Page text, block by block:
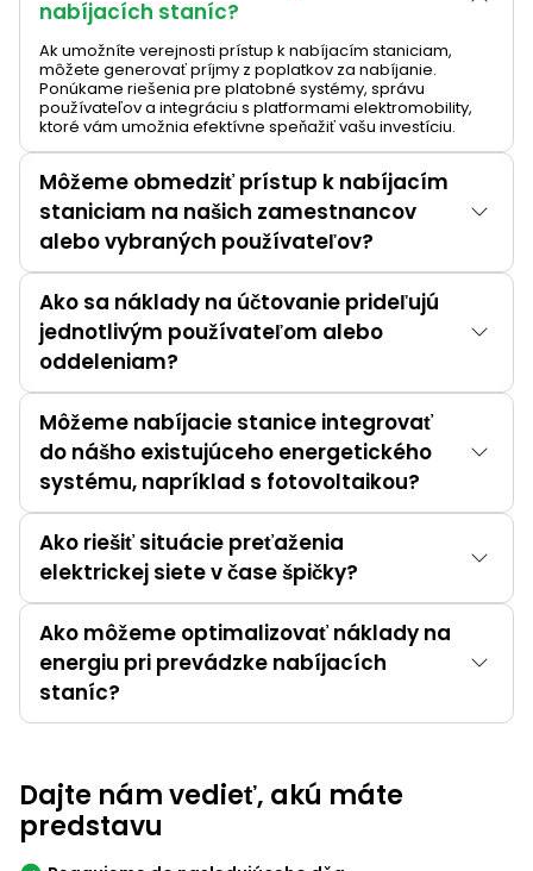
nabíjacích staníc?
Ak umožníte verejnosti prístup k nabíjacím staniciam,
môžete generovať príjmy z poplatkov za nabíjanie.
Ponúkame riešenia pre platobné systémy, správu
používateľov a integráciu s platformami elektromobility,
ktoré vám umožnia efektívne speňažiť vašu investíciu.
Môžeme obmedziť prístup k nabíjacím
staniciam na našich zamestnancov
alebo vybraných používateľov?
Ako sa náklady na účtovanie prideľujú
jednotlivým používateľom alebo
oddeleniam?
Môžeme nabíjacie stanice integrovať
do nášho existujúceho energetického
systému, napríklad s fotovoltaikou?
Ako riešiť situácie preťaženia
elektrickej siete v čase špičky?
Ako môžeme optimalizovať náklady na
energiu pri prevádzke nabíjacích
staníc?
Dajte nám vedieť, akú máte
predstavu